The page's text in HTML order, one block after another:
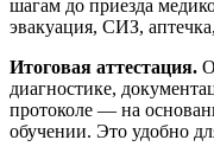
шагам до приезда
эвакуация, СИЗ,
Итоговая аттестация.
диагностике,
протоколе — на
обучении. Это удобно